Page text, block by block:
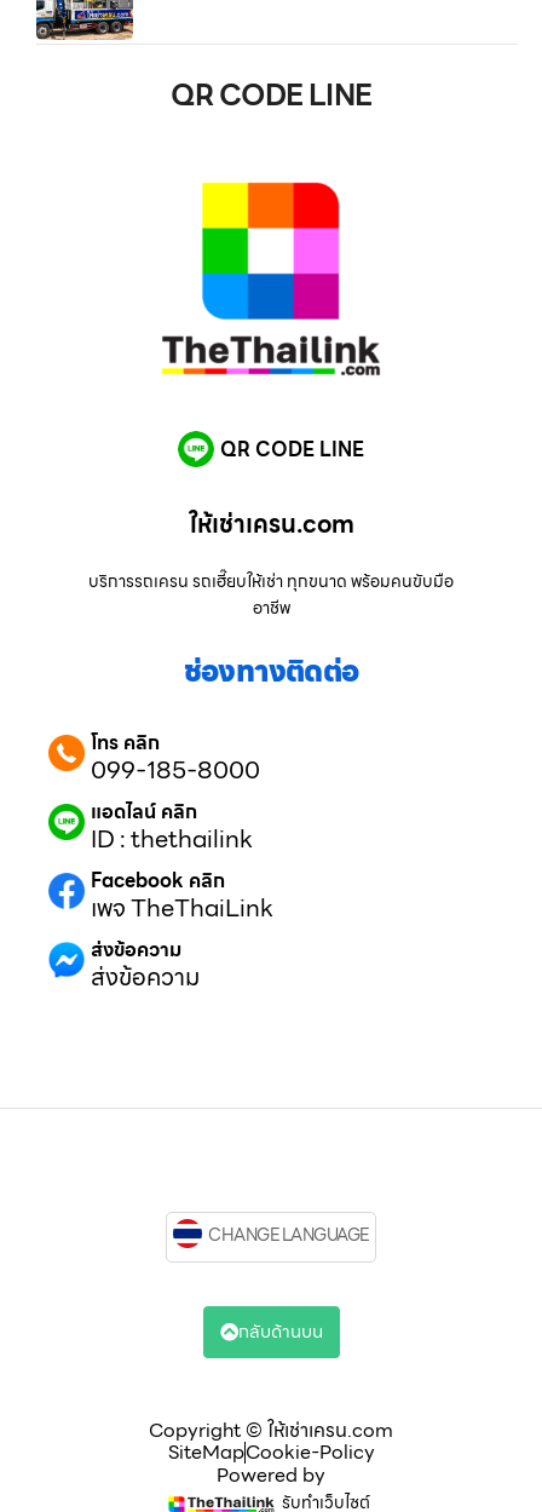
QR CODE LINE
QR CODE LINE
ให้เช่าเครน.com
บริการรถเครน รถเฮี๊ยบให้เช่า ทุกขนาด พร้อมคนขับมือ
อาชีพ
ช่องทางติดต่อ
โทร คลิก
099-185-8000
แอดไลน์ คลิก
ID : thethailink
Facebook คลิก
เพจ TheThaiLink
ส่งข้อความ
ส่งข้อความ
Copyright © ให้เช่าเครน.com
SiteMapCookie-Policy
Powered by
รับทำเว็บไซต์
CHANGE LANGUAGE
กลับด้านบน